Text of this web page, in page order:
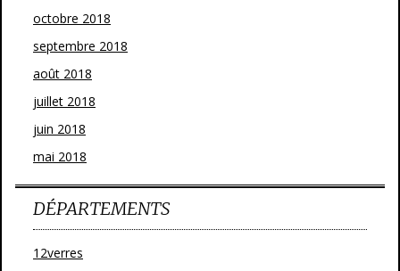
octobre 2018
septembre 2018
août 2018
juillet 2018
juin 2018
mai 2018
DÉPARTEMENTS
12verres